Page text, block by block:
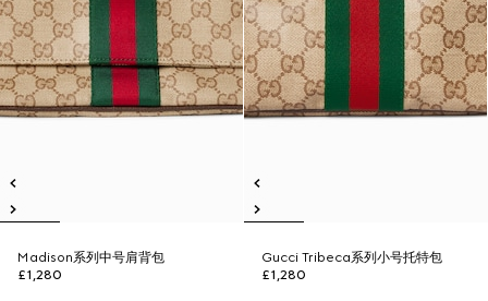
Madison系列中号肩背包
£1,280
Gucci Tribeca系列小号托特包
£1,280